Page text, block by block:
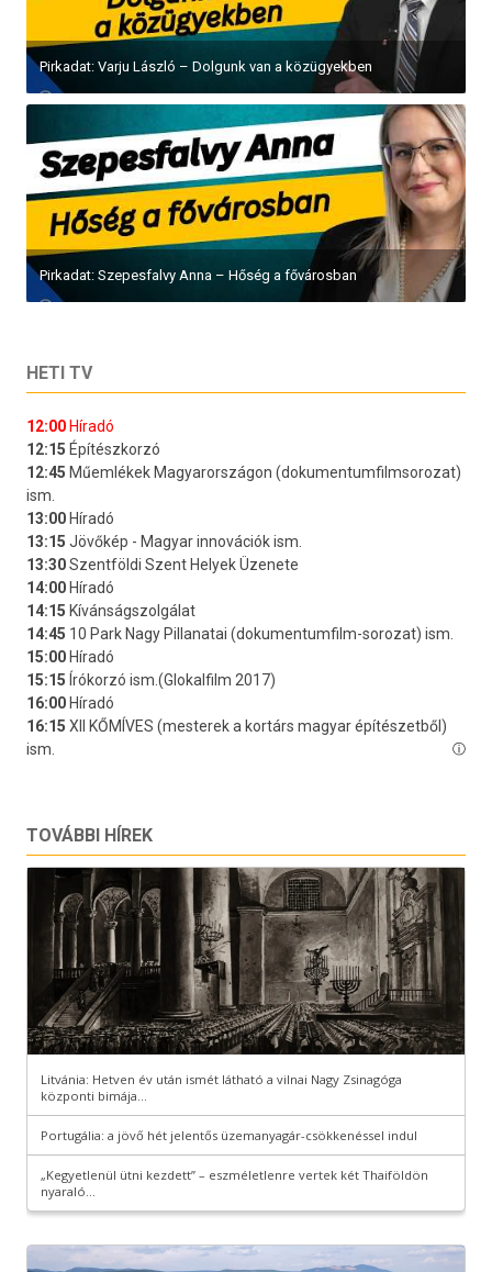
Pirkadat: Varju László – Dolgunk van a közügyekben
Pirkadat: Szepesfalvy Anna – Hőség a fővárosban
HETI TV
TOVÁBBI HÍREK